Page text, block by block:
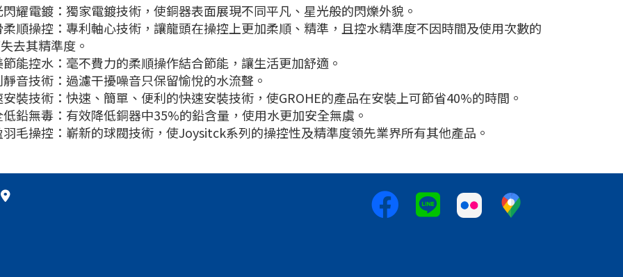
耀電鍍：獨家電鍍技術，使銅器表面展現不同平凡、星光般的閃爍外貌。
順操控：專利軸心技術，讓龍頭在操控上更加柔順、精準，且控水精準度不因時間及使用次數的
去其精準度。
能控水：毫不費力的柔順操作結合節能，讓生活更加舒適。
音技術：過濾干擾噪音只保留愉悅的水流聲。
裝技術：快速、簡單、便利的快速安裝技術，使GROHE的產品在安裝上可節省40%的時間。
鉛無毒：有效降低銅器中35%的鉛含量，使用水更加安全無虞。
毛操控：嶄新的球閥技術，使Joysitck系列的操控性及精準度領先業界所有其他產品。